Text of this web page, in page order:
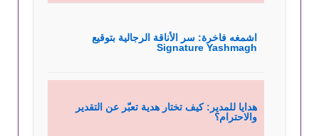
اشمغه فاخرة: سر الأناقة الرجالية بتوقيع
Signature Yashmagh
هدايا للمدير: كيف تختار هدية تعبّر عن التقدير
والاحترام؟